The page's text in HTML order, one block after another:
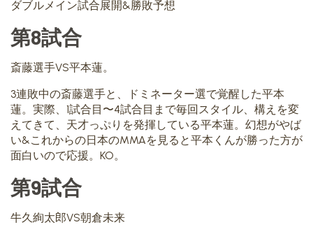
ダブルメイン試合展開&勝敗予想
第8試合
斎藤選手VS平本蓮。
3連敗中の斎藤選手と、ドミネーター選で覚醒した平本
蓮。実際、1試合目〜4試合目まで毎回スタイル、構えを変
えてきて、天才っぷりを発揮している平本蓮。幻想がやば
い&これからの日本のMMAを見ると平本くんが勝った方が
面白いので応援。KO。
第9試合
牛久絢太郎VS朝倉未来